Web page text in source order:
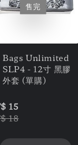
售完
Bags Unlimited
SLP4 - 12寸 黑膠
外套 (單購)
15
18